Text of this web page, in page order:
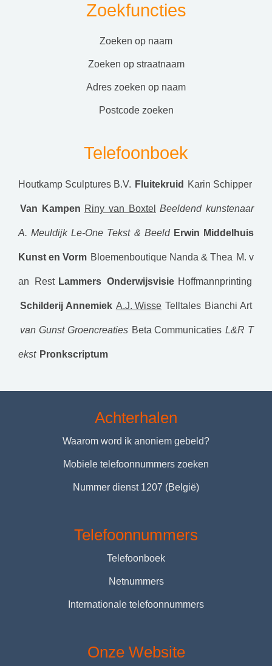
Zoekfuncties
zoeken op naam
zoeken op straatnaam
adres zoeken op naam
postcode zoeken
Telefoonboek
Houtkamp Sculptures B.V. Fluitekruid Karin Schipper
Van Kampen Riny van Boxtel Beeldend kunstenaar
A. Meuldijk Le-One Tekst & Beeld Erwin Middelhuis
Kunst en Vorm Bloemenboutique Nanda & Thea M. v
an Rest Lammers Onderwijsvisie Hoffmannprinting
Schilderij Annemiek A.J. Wisse Telltales Bianchi Art
van Gunst Groencreaties Beta Communicaties L&R T
ekst Pronkscriptum
Achterhalen
Waarom word ik anoniem gebeld?
Mobiele telefoonnummers zoeken
Nummer dienst 1207 (België)
Telefoonnummers
Telefoonboek
Netnummers
Internationale telefoonnummers
Onze Website